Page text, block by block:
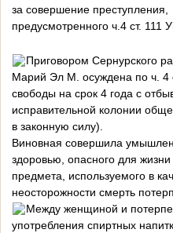
за совершение преступления,
предусмотренного ч.4 ст. 111
Приговором Сернурского
Марий Эл М. осуждена по ч. 4
свободы на срок 4 года с
исправительной колонии
в законную силу).
Виновная совершила
здоровью, опасного для
предмета, используемого в
неосторожности смерть
Между женщиной и
употребления спиртных